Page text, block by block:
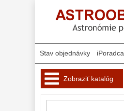
Stav objednávky iPoradca
Zobraziť katalóg